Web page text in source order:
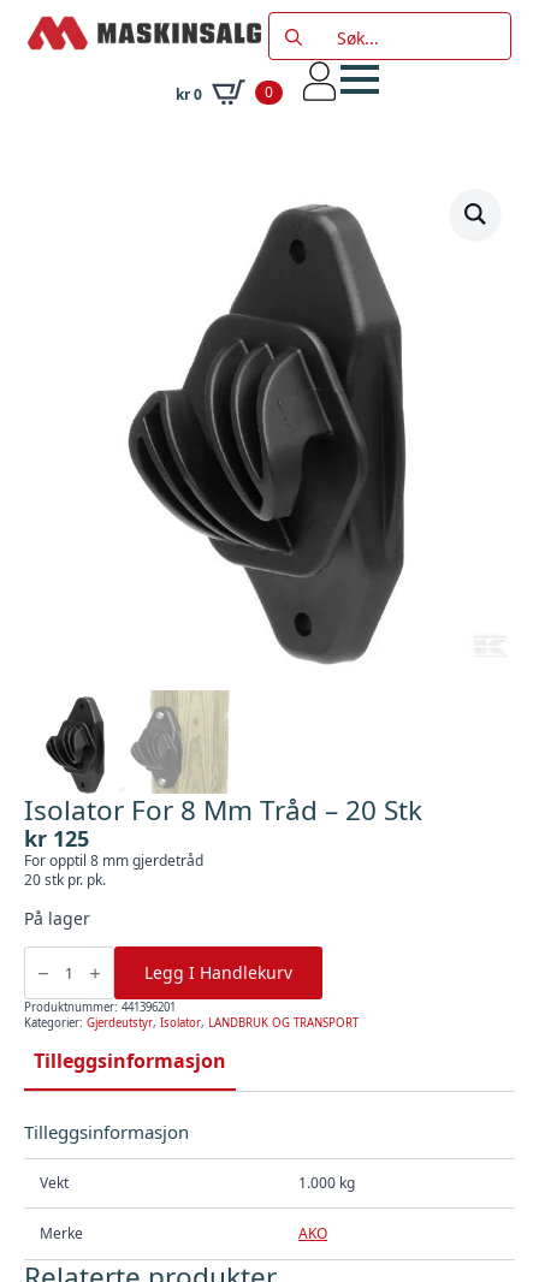
Search
for:
kr0 0
Isolator For 8 Mm Tråd – 20 Stk
kr 125
For opptil 8 mm gjerdetråd
20 stk pr. pk.
På lager
Isolator
Mm
Tråd
-
Stk
antall
Legg I Handlekurv
Produktnummer: 441396201
Kategorier: Gjerdeutstyr, Isolator, LANDBRUK OG TRANSPORT
Tilleggsinformasjon
Tilleggsinformasjon
Vekt 1.000 kg
Merke AKO